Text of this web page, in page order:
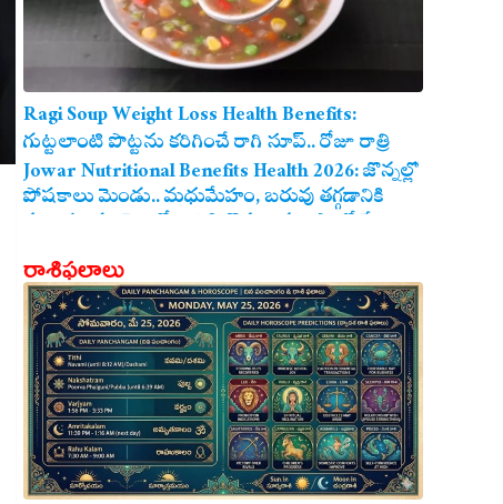
Ragi Soup Weight Loss Health Benefits:
గుట్టలాంటి పొట్టను కరిగించే రాగి సూప్.. రోజూ రాత్రి
తాగితే బరువు తగ్గడం ఖాయం!
Jowar Nutritional Benefits Health 2026: జొన్నల్లో
పోషకాలు మెండు.. మధుమేహం, బరువు తగ్గడానికి
మరియు గుండె ఆరోగ్యానికి జొన్న అన్నం ఎంతో మేలు!
రాశిఫలాలు